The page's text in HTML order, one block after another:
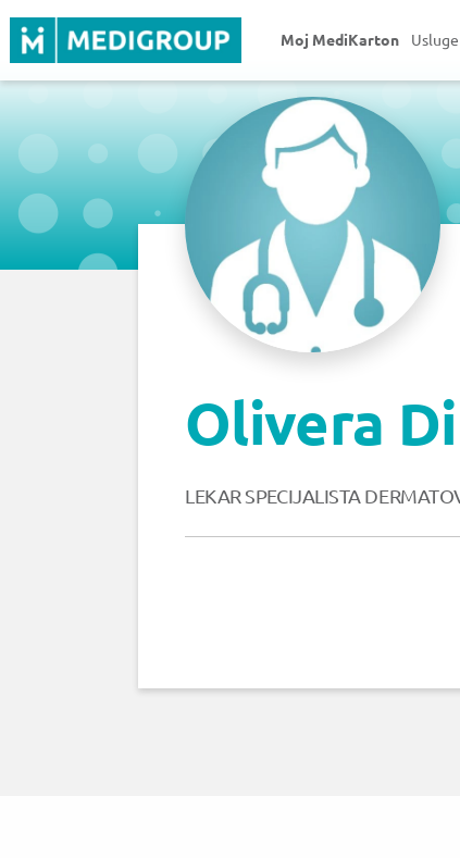
Moj MediKarton Usluge
Olivera
LEKAR SPECIJALISTA